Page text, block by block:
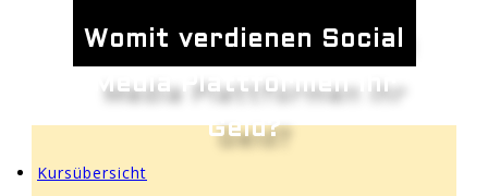
Womit verdienen Social
Media Plattformen ihr
Geld?
Kursübersicht